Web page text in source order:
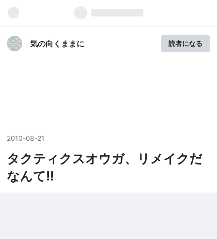
気の向くままに 読者になる
2010-08-21
タクティクスオウガ、リメイクだ
なんて!!